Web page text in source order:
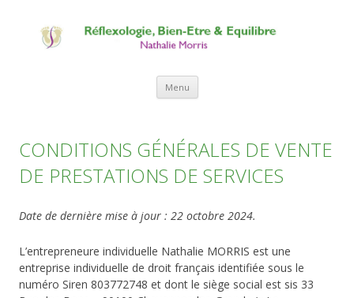
Menu Aller au contenu
CONDITIONS GÉNÉRALES DE VENTE
DE PRESTATIONS DE SERVICES
Date de dernière mise à jour : 22 octobre 2024.
L’entrepreneure individuelle Nathalie MORRIS est une
entreprise individuelle de droit français identifiée sous le
numéro Siren 803772748 et dont le siège social est sis 33